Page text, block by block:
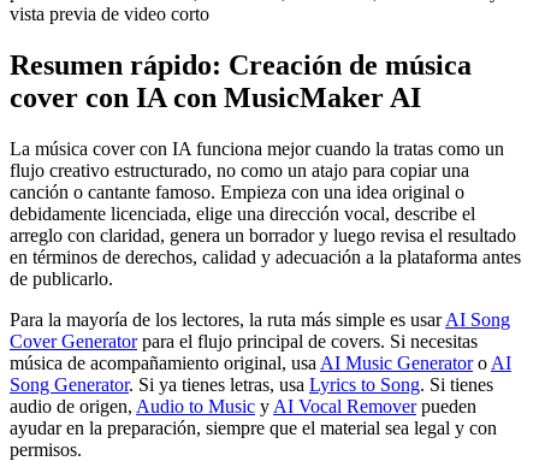
Resumen rápido: Creación de música
cover con IA con MusicMaker AI
La música cover con IA funciona mejor cuando la tratas como un
flujo creativo estructurado, no como un atajo para copiar una
canción o cantante famoso. Empieza con una idea original o
debidamente licenciada, elige una dirección vocal, describe el
arreglo con claridad, genera un borrador y luego revisa el resultado
en términos de derechos, calidad y adecuación a la plataforma antes
de publicarlo.
Para la mayoría de los lectores, la ruta más simple es usarAI Song
Cover Generatorpara el flujo principal de covers. Si necesitas
música de acompañamiento original, usa AI Music Generatoro AI
Song Generator. Si ya tienes letras, usa Lyrics to Song. Si tienes
audio de origen, Audio to Music y AI Vocal Removerpueden
ayudar en la preparación, siempre que el material sea legal y con
permisos.